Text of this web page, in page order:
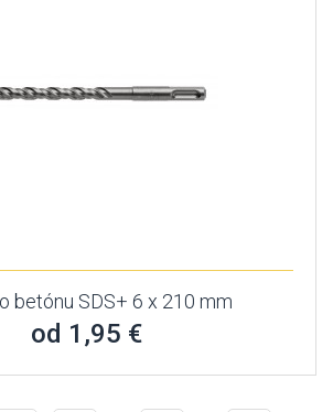
betónu SDS+ 6 x 210 mm
od 1,95 €